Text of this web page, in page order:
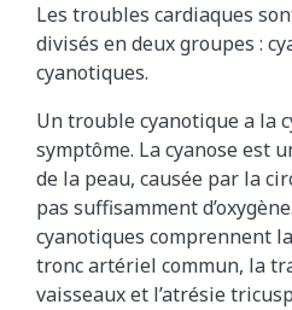
Les troubles cardiaques
divisés en deux groupes :
cyanotiques.
Un trouble cyanotique a la
symptôme. La cyanose est
de la peau, causée par la
pas suffisamment
cyanotiques comprennent
tronc artériel commun, la
vaisseaux et l’atrésie